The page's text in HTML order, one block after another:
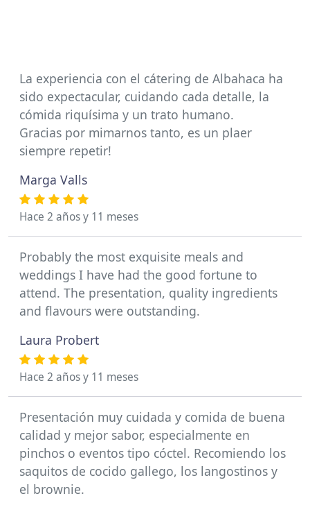
La experiencia con el cátering de Albahaca ha
sido expectacular, cuidando cada detalle, la
cómida riquísima y un trato humano.
Gracias por mimarnos tanto, es un plaer
siempre repetir!
Marga Valls
Hace 2 años y 11 meses
Probably the most exquisite meals and
weddings I have had the good fortune to
attend. The presentation, quality ingredients
and flavours were outstanding.
Laura Probert
Hace 2 años y 11 meses
Presentación muy cuidada y comida de buena
calidad y mejor sabor, especialmente en
pinchos o eventos tipo cóctel. Recomiendo los
saquitos de cocido gallego, los langostinos y
el brownie.